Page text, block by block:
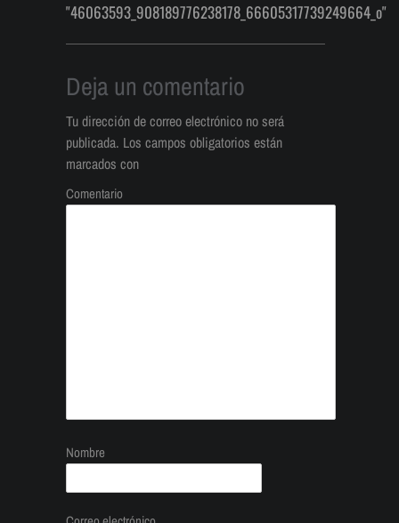
"46063593_908189776238178_66605317739249664_o"
Deja un comentario
Tu dirección de correo electrónico no será
publicada. Los campos obligatorios están
marcados con
Comentario
Nombre